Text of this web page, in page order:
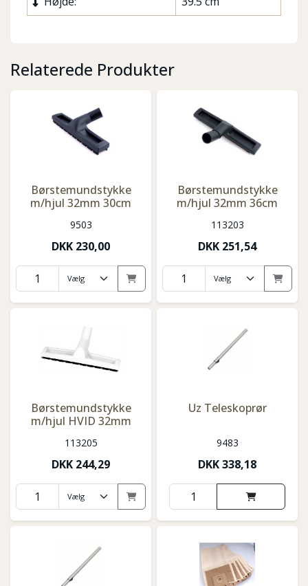
Relaterede Produkter
Børstemundstykke
m/hjul 32mm 30cm
9503
DKK 230,00
Børstemundstykke
m/hjul 32mm 36cm
113203
DKK 251,54
Børstemundstykke
m/hjul HVID 32mm
113205
DKK 244,29
Uz Teleskoprør
9483
DKK338,18